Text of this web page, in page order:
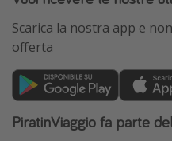
Scarica la nostra app e
offerta
PiratinViaggio fa parte